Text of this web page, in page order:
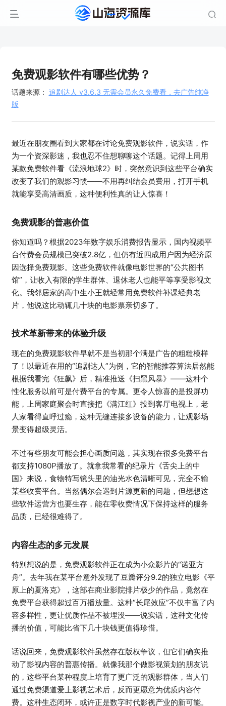
免费观影软件有哪些优势？
话题来源： 追剧达人 v3.6.3 无需会员永久免费看，去广告纯净
版
最近在朋友圈看到大家都在讨论免费观影软件，说实话，作
为一个资深影迷，我也忍不住想聊聊这个话题。记得上周用
某款免费软件看《流浪地球2》时，突然意识到这些平台确实
改变了我们的观影习惯——不用再纠结会员费用，打开手机
就能享受高清画质，这种便利性真的让人惊喜！
免费观影的普惠价值
你知道吗？根据2023年数字娱乐消费报告显示，国内视频平
台付费会员规模已突破2.8亿，但仍有近四成用户因为经济原
因选择免费观影。这些免费软件就像电影世界的“公共图书
馆”，让收入有限的学生群体、退休老人也能平等享受影视文
化。我邻居家的高中生小王就经常用免费软件补课经典老
片，他说这比动辄几十块的电影票亲切多了。
技术革新带来的体验升级
现在的免费观影软件早就不是当初那个满是广告的粗糙模样
了！以最近在用的“追剧达人”为例，它的智能推荐算法居然能
根据我看完《狂飙》后，精准推送《扫黑风暴》——这种个
性化服务以前可是付费平台的专属。更令人惊喜的是投屏功
能，上周家庭聚会时直接把《满江红》投到客厅电视上，老
人家看得直呼过瘾，这种无缝连接多设备的能力，让观影场
景变得超级灵活。
不过有些朋友可能会担心画质问题，其实现在很多免费平台
都支持1080P播放了。就拿我常看的纪录片《舌尖上的中
国》来说，食物特写镜头里的油光水色清晰可见，完全不输
某些收费平台。当然偶尔会遇到片源更新的问题，但想想这
些软件运营方也要生存，能在零收费情况下保持这样的服务
品质，已经很难得了。
内容生态的多元发展
特别想说的是，免费观影软件正在成为小众影片的“诺亚方
舟”。去年我在某平台意外发现了豆瓣评分9.2的独立电影《平
原上的夏洛克》，这部在商业影院排片极少的作品，竟然在
免费平台获得超过百万播放量。这种“长尾效应”不仅丰富了内
容多样性，更让优质作品不被埋没——说实话，这种文化传
播的价值，可能比省下几十块钱更值得珍惜。
话说回来，免费观影软件虽然存在版权争议，但它们确实推
动了影视内容的普惠传播。就像我那个做影视策划的朋友说
的，这些平台某种程度上培育了更广泛的观影群体，当人们
通过免费渠道爱上影视艺术后，反而更愿意为优质内容付
费。这种生态闭环，或许正是数字时代影视产业的新可能。